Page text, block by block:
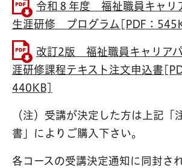
令和８年度 福祉職員キャリ
生涯研修 プログラム[PDF：
改訂2版 福祉職員キャリア
涯研修課程テキスト注文申込書
440KB]
（注）受講が決定した方は上記「
書」によりご購入下さい。
各コースの受講決定通知に同封さ